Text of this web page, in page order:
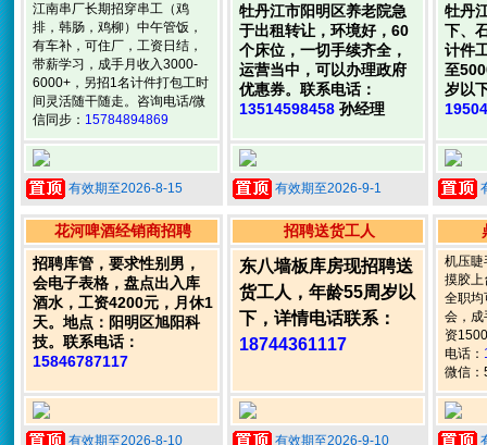
江南串厂长期招穿串工（鸡
排，韩肠，鸡柳）中午管饭，
有车补，可住厂，工资日结，
带薪学习，成手月收入3000-
6000+，另招1名计件打包工时
间灵活随干随走。咨询电话/微
信同步： 15784894869
有效期至2026-8-15
牡丹江市阳明区养老院急
于出租转让，环境好，60
个床位，一切手续齐全，
运营当中，可以办理政府
优惠券。联系电话：
13514598458 孙经理
有效期至2026-9-1
牡丹
下、
计件
至
岁以
花河啤酒经销商招聘
招聘库管，要求性别男，
会电子表格，盘点出入库
酒水，工资4200元，月休1
天。地点：阳明区旭阳科
技。联系电话：
15846787117
有效期至2026-8-10
招聘送货工人
东八墙板库房现招聘送
货工人，年龄55周岁以
下，详情电话联系：
18744361117
有效期至2026-9-10
机压睫
摸胶上
全职均
会，成
资
电话：
微信